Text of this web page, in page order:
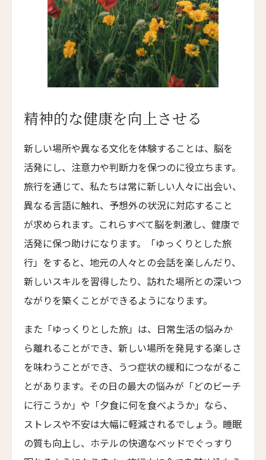
ポッケイ・ホテル・シャオシン
POKKEI Hotel Shaoxing
リーウ・ハウス
Leeu House
ル・カルティエ・フランセ
ザ・フェザーズ・ホテル
川奈ホテルゴルフコース
Kawana Hotel & Golf Course
ジーヴァ・ホア・ルー・リトリート
Jiva Hoa Lu Retreat
タル・ヴィラズ・レヴィータ
Taru Villas Levita
ロンティン・ヴィンヤード・ホテル
Longting Vineyard Hotel
ロン・リトリート&スパ
バーレ・リゾート・ゴア
ベルタム・ウェルネス スパ＆ヴィラズ
ファイブ スプリング リゾート ザ・白浜
Five Spring Resort The Shirahama
ヨンチ・ホテル・シアン
精神的な健康を向上させる
新しい場所や異なる文化を体験することは、脳を
活発にし、注意力や判断力を保つのに役立ちます。
旅行を通じて、私たちは常に新しい人々に出会い、
異なる言語に触れ、予想外の状況に対応すること
が求められます。これらすべて脳を刺激し、健康で
活発に保つ助けになります。「ゆっくりとした旅
行」をすると、地元の人々との会話を楽しんだり、
新しいスキルを習得したり、訪れた場所との深いつ
ながりを築くことができるようになります。
また「ゆっくりとした旅」は、日常生活の悩みか
ら離れることができ、新しい場所を発見する楽しさ
を味わうことができ、うつ症状の緩和につながるこ
とがあります。その日の最大の悩みが「どのビーチ
に行こうか」や「夕食に何を食べようか」なら、
ストレスや不安は大幅に軽減されるでしょう。睡眠
の質も向上し、ホテルの快適なベッドでぐっすり